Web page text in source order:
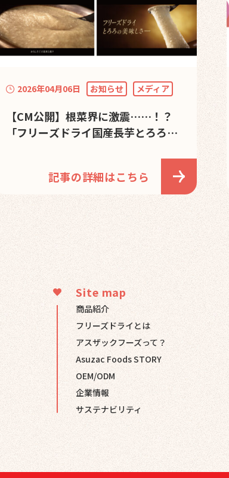
2026年04月06日 お知らせ メディア
【CM公開】根菜界に激震……！？
「フリーズドライ国産長芋とろろ」
記事の詳細はこちら
Site map
商品紹介
フリーズドライとは
アスザックフーズって？
Asuzac Foods STORY
OEM/ODM
企業情報
サステナビリティ